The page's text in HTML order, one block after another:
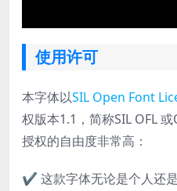
使用许可
本字体以SIL Open Font
权版本1.1，简称SIL OFL
授权的自由度非常高：
✔ 这款字体无论是个人还